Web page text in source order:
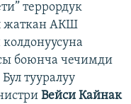
террордук
жаткан АКШ
боюнча чечимди
тууралуу
Вейси Кайнак